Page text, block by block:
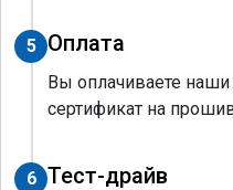
5 Оплата
Вы оплачиваете
сертификат на
6 Тест-драйв